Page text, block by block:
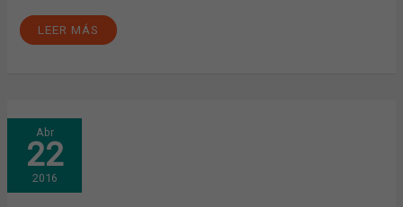
LEER MÁS
Abr
22
2016
¡FELIZ
SAN
JORGE!
LA
COMISIÓN
DE
JUBILADOS